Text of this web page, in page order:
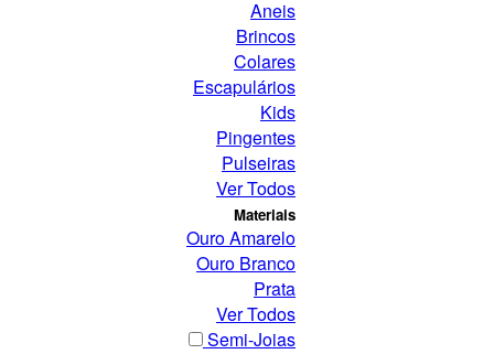
Aneis
Brincos
Colares
Escapulários
Kids
Pingentes
Pulseiras
Ver Todos
Materiais
Ouro Amarelo
Ouro Branco
Prata
Ver Todos
Semi-Joias